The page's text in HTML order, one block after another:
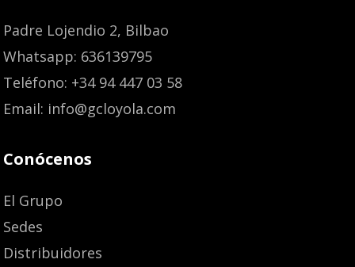
Padre Lojendio 2, Bilbao
Whatsapp: 636139795
Teléfono: +34 94 447 03 58
Email: info@gcloyola.com
Conócenos
El Grupo
Sedes
Distribuidores